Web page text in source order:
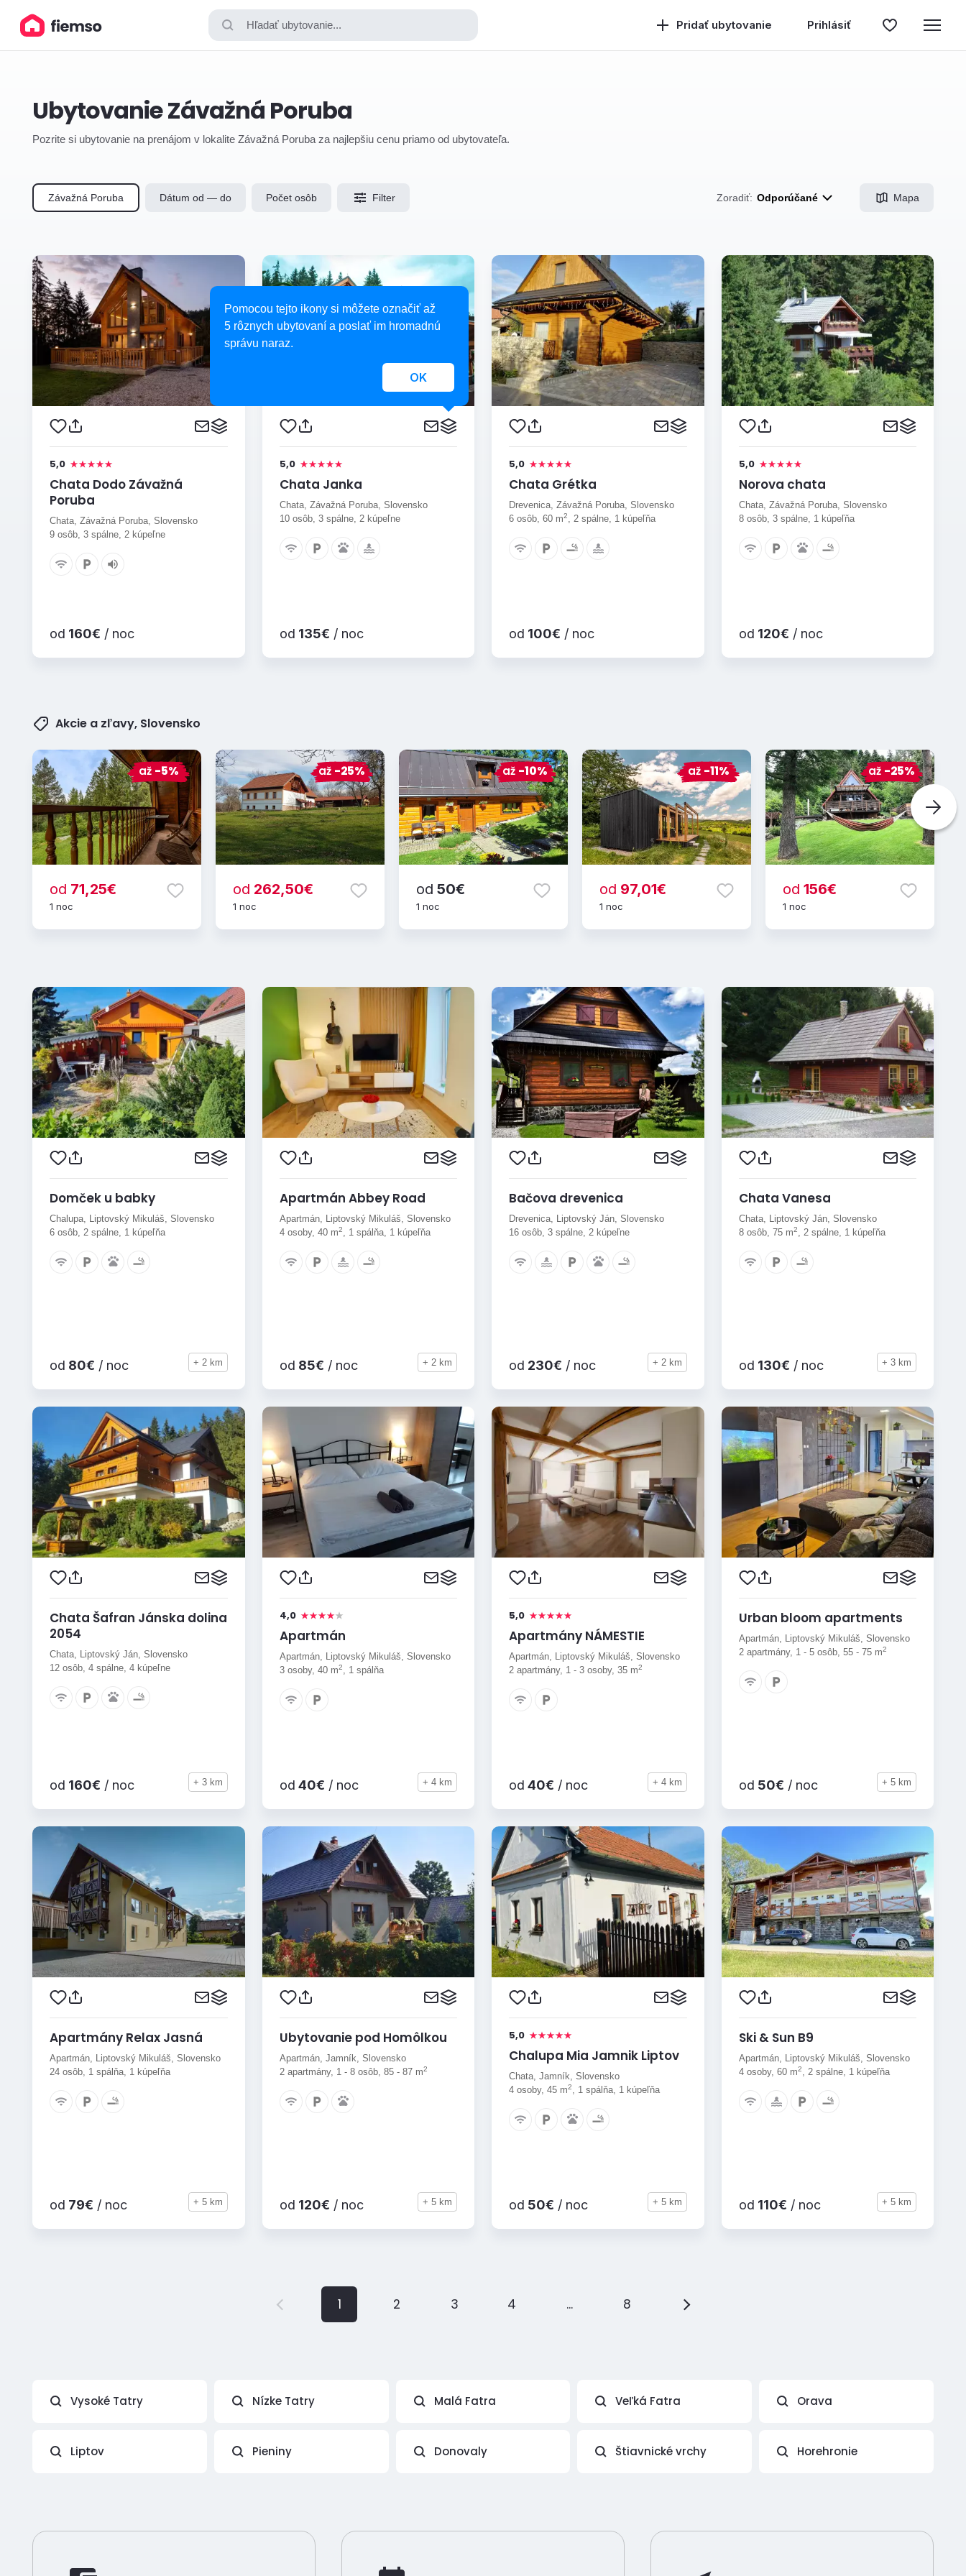
Hľadať ubytovanie... Pridať ubytovanie Prihlásiť
Ubytovanie Závažná Poruba
Pozrite si ubytovanie na prenájom v lokalite Závažná Poruba za najlepšiu cenu priamo od ubytovateľa.
Závažná Poruba Dátum od — do Počet osôb Filter Zoradiť: Odporúčané Mapa
5,0
Chata Dodo Závažná
Poruba
Chata, Závažná Poruba, Slovensko
9 osôb, 3 spálne, 2 kúpeľne
od 160€ / noc
5,0
Chata Janka
Chata, Závažná Poruba, Slovensko
10 osôb, 3 spálne, 2 kúpeľne
od 135€ / noc
5,0
Chata Grétka
Drevenica, Závažná Poruba, Slovensko
6 osôb, 60 m2, 2 spálne, 1 kúpeľňa
od 100€ / noc
5,0
Norova chata
Chata, Závažná Poruba, Slovensko
8 osôb, 3 spálne, 1 kúpeľňa
od 120€ / noc
Akcie a zľavy, Slovensko
od 71,25€
1 noc
až -5%
od 262,50€
1 noc
až -25%
od 50€
1 noc
až -10%
od 97,01€
1 noc
až -11%
od 156€
1 noc
až -25%
Domček u babky
Chalupa, Liptovský Mikuláš, Slovensko
6 osôb, 2 spálne, 1 kúpeľňa
od 80€ / noc + 2 km
Apartmán Abbey Road
Apartmán, Liptovský Mikuláš, Slovensko
4 osoby, 40 m2, 1 spálňa, 1 kúpeľňa
od 85€ / noc + 2 km
Bačova drevenica
Drevenica, Liptovský Ján, Slovensko
16 osôb, 3 spálne, 2 kúpeľne
od 230€ / noc + 2 km
Chata Vanesa
Chata, Liptovský Ján, Slovensko
8 osôb, 75 m2, 2 spálne, 1 kúpeľňa
od 130€ / noc + 3 km
Chata Šafran Jánska dolina
2054
Chata, Liptovský Ján, Slovensko
12 osôb, 4 spálne, 4 kúpeľne
od 160€ / noc + 3 km
4,0
Apartmán
Apartmán, Liptovský Mikuláš, Slovensko
3 osoby, 40 m2, 1 spálňa
od 40€ / noc + 4 km
5,0
Apartmány NÁMESTIE
Apartmán, Liptovský Mikuláš, Slovensko
2 apartmány, 1 - 3 osoby, 35 m2
od 40€ / noc + 4 km
Urban bloom apartments
Apartmán, Liptovský Mikuláš, Slovensko
2 apartmány, 1 - 5 osôb, 55 - 75 m2
od 50€ / noc + 5 km
Apartmány Relax Jasná
Apartmán, Liptovský Mikuláš, Slovensko
24 osôb, 1 spálňa, 1 kúpeľňa
od 79€ / noc + 5 km
Ubytovanie pod Homôlkou
Apartmán, Jamník, Slovensko
2 apartmány, 1 - 8 osôb, 85 - 87 m2
od 120€ / noc + 5 km
5,0
Chalupa Mia Jamnik Liptov
Chata, Jamník, Slovensko
4 osoby, 45 m2, 1 spálňa, 1 kúpeľňa
od 50€ / noc + 5 km
Ski & Sun B9
Apartmán, Liptovský Mikuláš, Slovensko
4 osoby, 60 m2, 2 spálne, 1 kúpeľňa
od 110€ / noc + 5 km
1 2 3 4 ... 8
Vysoké Tatry Nízke Tatry Malá Fatra Veľká Fatra Orava
Liptov Pieniny Donovaly Štiavnické vrchy Horehronie
Pomocou tejto ikony si môžete označiť až
5 rôznych ubytovaní a poslať im hromadnú
správu naraz.
OK